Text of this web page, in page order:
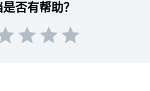
否有帮助？